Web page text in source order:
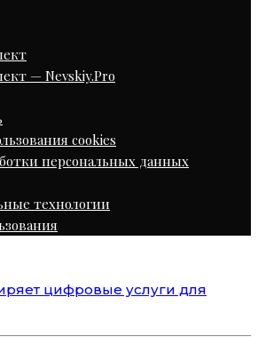
— Nevskiy.Pro
cookies
персональных данных
технологии
цифровые услуги для